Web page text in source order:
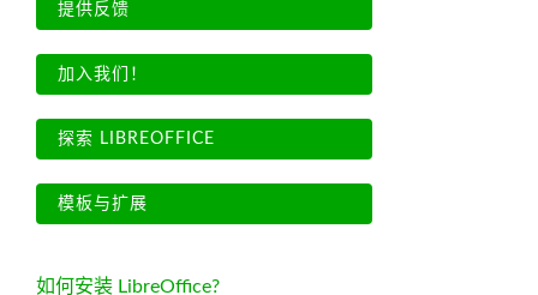
提供反馈
加入我们！
探索 LIBREOFFICE
模板与扩展
如何安装 LibreOffice?